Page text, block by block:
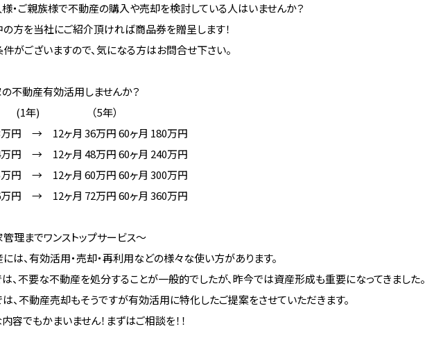
・ご親族様で不動産の購入や売却を検討している人はいませんか？
方を当社にご紹介頂ければ商品券を贈呈します！
がございますので、気になる方はお問合せ下さい。
不動産有効活用しませんか？
年) （5年）
万円 → 12ヶ月 36万円 60ヶ月 180万円
万円 → 12ヶ月 48万円 60ヶ月 240万円
万円 → 12ヶ月 60万円 60ヶ月 300万円
万円 → 12ヶ月 72万円 60ヶ月 360万円
理までワンストップサービス～
は、有効活用・売却・再利用などの様々な使い方があります。
、不要な不動産を処分することが一般的でしたが、昨今では資産形成も重要になってきました。
、不動産売却もそうですが有効活用に特化したご提案をさせていただきます。
容でもかまいません！まずはご相談を！！